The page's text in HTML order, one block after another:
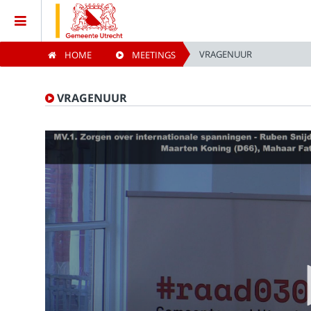
Home
Meetings
Categories
HOME MEETINGS VRAGENUUR
VRAGENUUR